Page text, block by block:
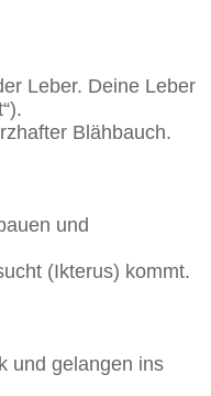
Leber. Deine Leber
Blähbauch.
und
(Ikterus) kommt.
und gelangen ins